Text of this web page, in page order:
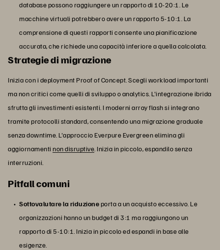
database possono raggiungere un rapporto di 10-20:1. Le
macchine virtuali potrebbero avere un rapporto 5-10:1. La
comprensione di questi rapporti consente una pianificazione
accurata, che richiede una capacità inferiore a quella calcolata.
Strategie di migrazione
Inizia con i deployment Proof of Concept. Scegli workload importanti
ma non critici come quelli di sviluppo o analytics. L'integrazione ibrida
sfrutta gli investimenti esistenti. I moderni array flash si integrano
tramite protocolli standard, consentendo una migrazione graduale
senza downtime. L'approccio Everpure Evergreen elimina gli
aggiornamenti non disruptive. Inizia in piccolo, espandilo senza
interruzioni.
Pitfall comuni
Sottovalutare la riduzioneporta a un acquisto eccessivo. Le
organizzazioni hanno un budget di 3:1 ma raggiungono un
rapporto di 5-10:1. Inizia in piccolo ed espandi in base alle
esigenze.